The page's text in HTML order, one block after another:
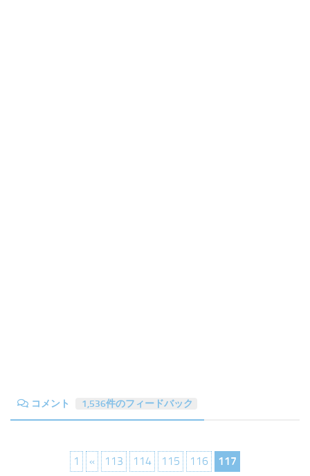
コメント 1,536件のフィードバック
1 « 113 114 115 116 117